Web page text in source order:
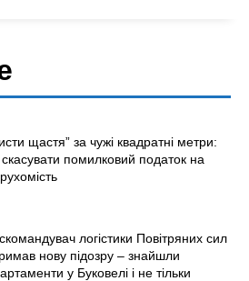
щастя” за чужі квадратні метри:
скасувати помилковий податок на
логістики Повітряних сил
нову підозру – знайшли
у Буковелі і не тільки